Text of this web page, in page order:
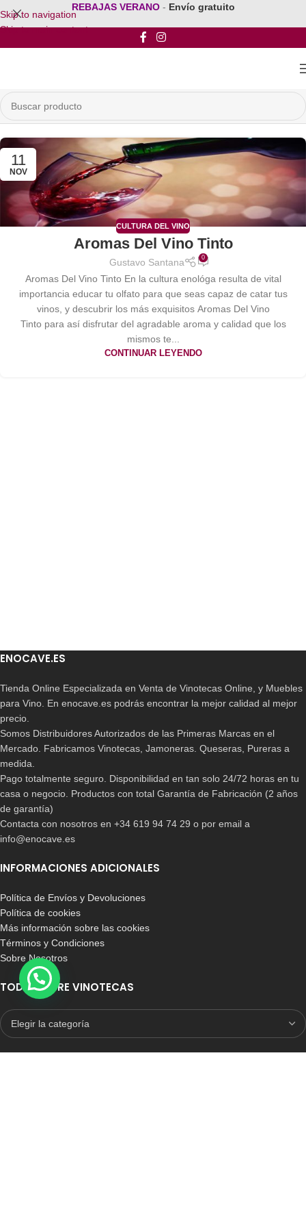
Skip to navigation
Skip to main content
REBAJAS VERANO - Envío gratuito
11
NOV
CULTURA DEL VINO
Aromas Del Vino Tinto
Gustavo Santana 0
Aromas Del Vino Tinto En la cultura enológa resulta de vital
importancia educar tu olfato para que seas capaz de catar tus
vinos, y descubrir los más exquisitos Aromas Del Vino
Tinto para así disfrutar del agradable aroma y calidad que los
mismos te...
CONTINUAR LEYENDO
ENOCAVE.ES
Tienda Online Especializada en Venta de Vinotecas Online, y Muebles
para Vino. En enocave.es podrás encontrar la mejor calidad al mejor
precio.
Somos Distribuidores Autorizados de las Primeras Marcas en el
Mercado. Fabricamos Vinotecas, Jamoneras. Queseras, Pureras a
medida.
Pago totalmente seguro. Disponibilidad en tan solo 24/72 horas en tu
casa o negocio. Productos con total Garantía de Fabricación (2 años
de garantía)
Contacta con nosotros en +34 619 94 74 29 o por email a
info@enocave.es
INFORMACIONES ADICIONALES
Política de Envíos y Devoluciones
Política de cookies
Más información sobre las cookies
Términos y Condiciones
Sobre Nosotros
TODO SOBRE VINOTECAS